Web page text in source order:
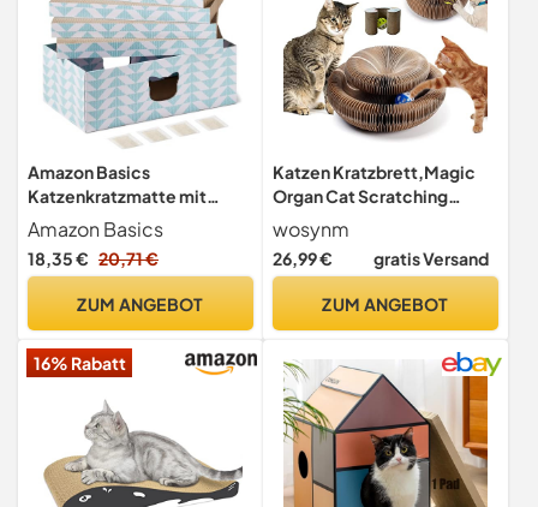
Amazon Basics
Katzenkratzmatte mit
Katzenminze, 4-in-1
Kratzbrett aus Wellpappe,
FSC-Zertifiziert, 41,9cm x
Blau
Amazon Basics
18,35 € 20,71 €
ZUM ANGEBOT
Katzen Kratzbrett,Magic
Organ Cat Scratching
Kratzbrett mit Glöckchen,
Foldable Convenient Cat
Recyclable, Cat Scratcher
wosynm
26,99 € gratis Versand
ZUM ANGEBOT
16% Rabatt